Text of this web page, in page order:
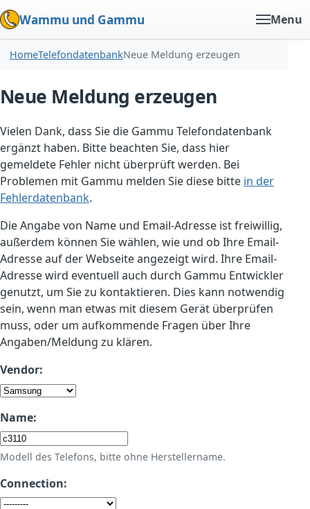
Wammu und Gammu Menu
HomeTelefondatenbankNeue Meldung erzeugen
Neue Meldung erzeugen
Vielen Dank, dass Sie die Gammu Telefondatenbank
ergänzt haben. Bitte beachten Sie, dass hier
gemeldete Fehler nicht überprüft werden. Bei
Problemen mit Gammu melden Sie diese bitte in der
Fehlerdatenbank.
Die Angabe von Name und Email-Adresse ist freiwillig,
außerdem können Sie wählen, wie und ob Ihre Email-
Adresse auf der Webseite angezeigt wird. Ihre Email-
Adresse wird eventuell auch durch Gammu Entwickler
genutzt, um Sie zu kontaktieren. Dies kann notwendig
sein, wenn man etwas mit diesem Gerät überprüfen
muss, oder um aufkommende Fragen über Ihre
Angaben/Meldung zu klären.
Vendor:
Name:
Modell des Telefons, bitte ohne Herstellername.
Connection: